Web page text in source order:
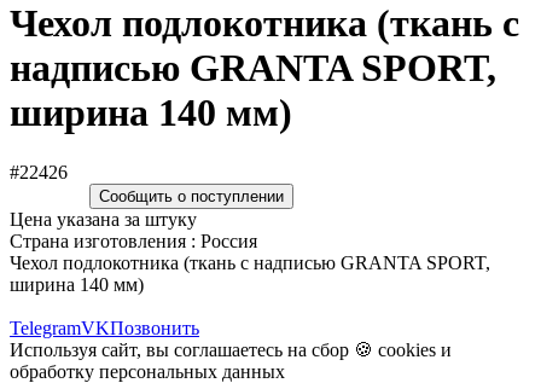
Чехол подлокотника (ткань с
надписью GRANTA SPORT,
ширина 140 мм)
#22426
Сообщить о поступлении
Цена указана за штуку
Страна изготовления : Россия
Чехол подлокотника (ткань с надписью GRANTA SPORT,
ширина 140 мм)
TelegramVKПозвонить
Используя сайт, вы соглашаетесь на сбор 🍪 cookies и
обработку персональных данных